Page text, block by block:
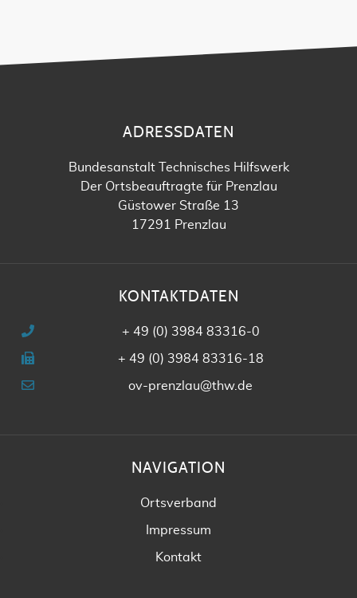
ADRESSDATEN
Bundesanstalt Technisches Hilfswerk
Der Ortsbeauftragte für Prenzlau
Güstower Straße 13
17291 Prenzlau
KONTAKTDATEN
+ 49 (0) 3984 83316-0
+ 49 (0) 3984 83316-18
ov-prenzlau@thw.de
NAVIGATION
Ortsverband
Impressum
Kontakt